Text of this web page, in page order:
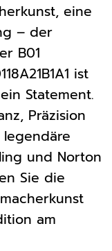
eine
– der
B01
ist
Statement.
Präzision
und Norton
Sie die
am